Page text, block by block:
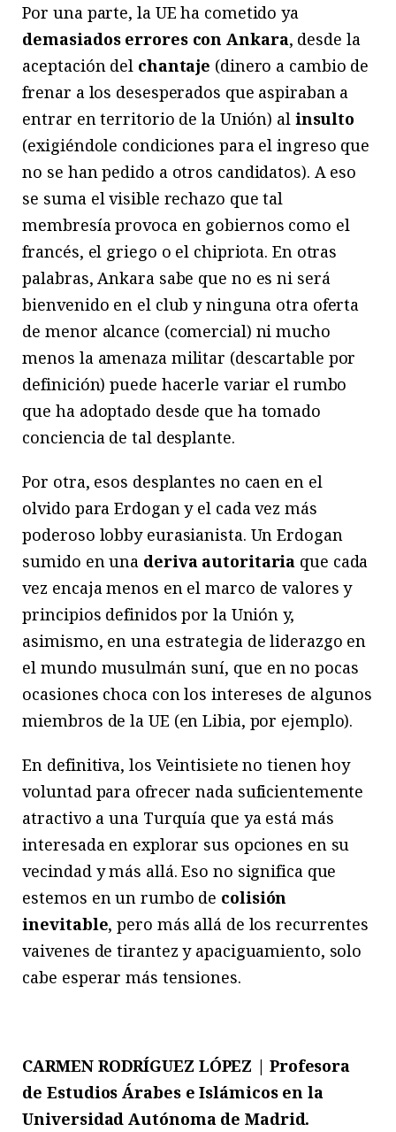
Por una parte, la UE ha cometido ya
demasiados errores con Ankara, desde la
aceptación del chantaje (dinero a cambio de
frenar a los desesperados que aspiraban a
entrar en territorio de la Unión) al insulto
(exigiéndole condiciones para el ingreso que
no se han pedido a otros candidatos). A eso
se suma el visible rechazo que tal
membresía provoca en gobiernos como el
francés, el griego o el chipriota. En otras
palabras, Ankara sabe que no es ni será
bienvenido en el club y ninguna otra oferta
de menor alcance (comercial) ni mucho
menos la amenaza militar (descartable por
definición) puede hacerle variar el rumbo
que ha adoptado desde que ha tomado
conciencia de tal desplante.
Por otra, esos desplantes no caen en el
olvido para Erdogan y el cada vez más
poderoso lobby eurasianista. Un Erdogan
sumido en una deriva autoritaria que cada
vez encaja menos en el marco de valores y
principios definidos por la Unión y,
asimismo, en una estrategia de liderazgo en
el mundo musulmán suní, que en no pocas
ocasiones choca con los intereses de algunos
miembros de la UE (en Libia, por ejemplo).
En definitiva, los Veintisiete no tienen hoy
voluntad para ofrecer nada suficientemente
atractivo a una Turquía que ya está más
interesada en explorar sus opciones en su
vecindad y más allá. Eso no significa que
estemos en un rumbo de colisión
inevitable, pero más allá de los recurrentes
vaivenes de tirantez y apaciguamiento, solo
cabe esperar más tensiones.
CARMEN RODRÍGUEZ LÓPEZ | Profesora
de Estudios Árabes e Islámicos en la
Universidad Autónoma de Madrid.